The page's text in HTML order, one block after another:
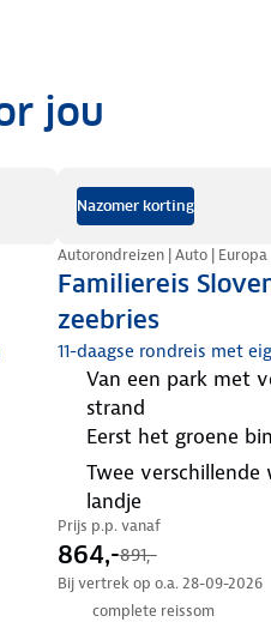
jou
Nazomer korting
Familiereis
zeebries
Autorondreizen | Auto | Europa
11-daagse rondreis met
van een park met veel zwembaden tot aan zee en
strand
eerst het groene
Twee verschillende werelden in hetzelfde idyllische
landje
Prijs p.p. vanaf
864,-891,-
Bij vertrek op o.a. 28-09-2026
complete reissom